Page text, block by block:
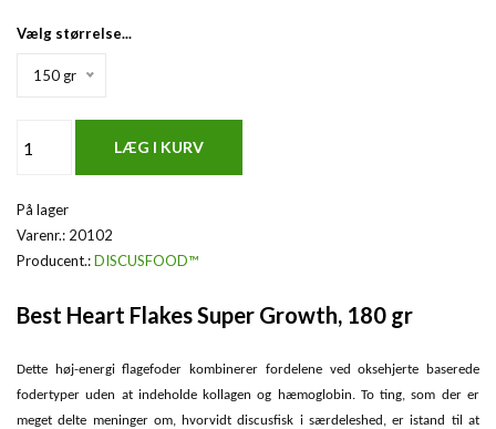
Vælg størrelse...
150 gr
På lager
Varenr.: 20102
Producent.:DISCUSFOOD™
Best Heart Flakes Super Growth, 180 gr
Dette høj-energi flagefoder kombinerer fordelene ved oksehjerte baserede
fodertyper uden at indeholde kollagen og hæmoglobin. To ting, som der er
meget delte meninger om, hvorvidt discusfisk i særdeleshed, er istand til at